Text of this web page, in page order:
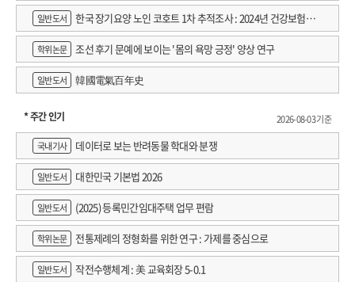
일반도서
한국 장기요양 노인 코호트 1차 추적조사 : 2024년 건강보험연
구원 정규연구보고서
학위논문 조선 후기 문예에 보이는 '몸의 욕망 긍정' 양상 연구
일반도서 韓國電氣百年史
* 주간 인기
2026-08-03 기준
국내기사
데이터로 보는 반려동물 학대와 분쟁
일반도서 대한민국 기본법 2026
일반도서 (2025) 등록민간임대주택 업무 편람
학위논문 전통제례의 정형화를 위한 연구 : 가제를 중심으로
일반도서 작전수행체계 : 美 교육회장 5-0.1